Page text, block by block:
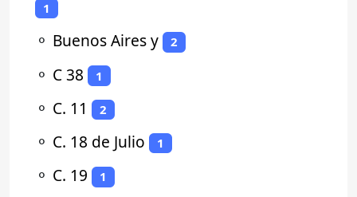
1
⚬ Buenos Aires y 2
⚬ C 38 1
⚬ C. 11 2
⚬ C. 18 de Julio 1
⚬ C. 19 1